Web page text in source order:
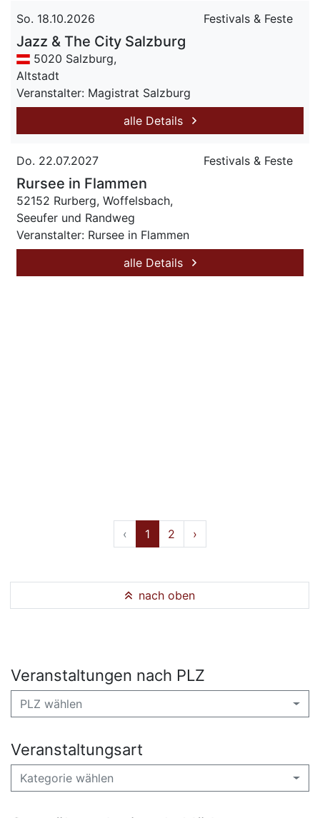
So. 18.10.2026 Festivals & Feste
Jazz & The City Salzburg
5020 Salzburg,
Altstadt
Veranstalter: Magistrat Salzburg
alle Details
Do. 22.07.2027 Festivals & Feste
Rursee in Flammen
52152 Rurberg, Woffelsbach,
Seeufer und Randweg
Veranstalter: Rursee in Flammen
alle Details
‹ 1 2 ›
nach oben
Veranstaltungen nach PLZ
PLZ wählen
Veranstaltungsart
Kategorie wählen